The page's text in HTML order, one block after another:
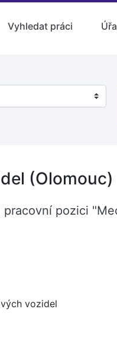
Vyhledat práci
(Olomouc)
pozici
vozidel